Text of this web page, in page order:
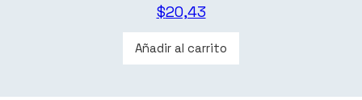
$20,43
Añadir al carrito